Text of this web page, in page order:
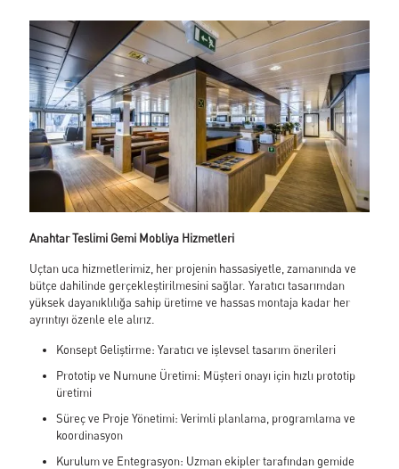
Kariyer
Hizmetlerimiz
Marin Mobilyaları Donatımı
Danışmanlık ve Planlama
Geliştirme ve Üretim
Montaj Desteği
Özelleştirilmiş Marangozluk
Global Lojistik ve Paketleme
Projeler
Portfolyo
Haberler
Cita Katalog
Anahtar Teslimi Gemi Mobliya Hizmetleri
Uçtan uca hizmetlerimiz, her projenin hassasiyetle, zamanında ve
bütçe dahilinde gerçekleştirilmesini sağlar. Yaratıcı tasarımdan
yüksek dayanıklılığa sahip üretime ve hassas montaja kadar her
ayrıntıyı özenle ele alırız.
Konsept Geliştirme: Yaratıcı ve işlevsel tasarım önerileri
Prototip ve Numune Üretimi: Müşteri onayı için hızlı prototip
üretimi
Süreç ve Proje Yönetimi: Verimli planlama, programlama ve
koordinasyon
Kurulum ve Entegrasyon: Uzman ekipler tarafından gemide